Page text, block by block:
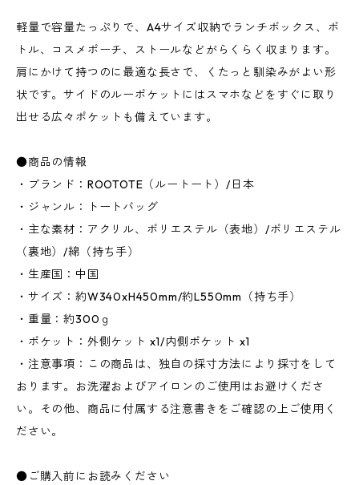
軽量で容量たっぷりで、A4サイズ収納でランチボックス、ボ
トル、コスメポーチ、ストールなどがらくらく収まります。
肩にかけて持つのに最適な長さで、くたっと馴染みがよい形
状です。サイドのルーポケットにはスマホなどをすぐに取り
出せる広々ポケットも備えています。
●商品の情報
・ブランド：ROOTOTE（ルートート）/日本
・ジャンル：トートバッグ
・主な素材：アクリル、ポリエステル（表地）/ポリエステル
（裏地）/綿（持ち手）
・生産国：中国
・サイズ：約W340xH450mm/約L550mm（持ち手）
・重量：約300ｇ
・ポケット：外側ケット x1/内側ポケット x1
・注意事項：この商品は、独自の採寸方法により採寸をして
おります。お洗濯およびアイロンのご使用はお避けくださ
い。その他、商品に付属する注意書きをご確認の上ご使用く
ださい。
●ご購入前にお読みください